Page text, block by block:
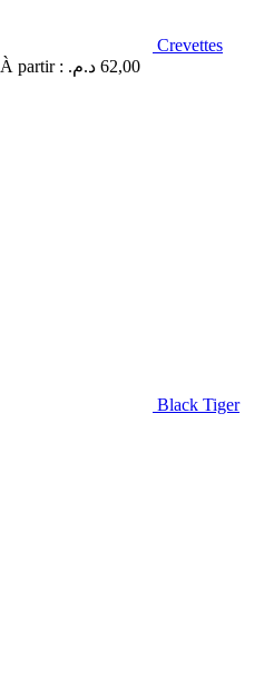
Crevettes
À partir : 62,00 د.م.
Black Tiger